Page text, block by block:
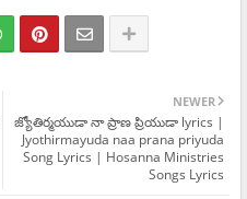
NEWER
జ్యోతిర్మయుడా నా ప్రాణ ప్రియుడా lyrics |
Jyothirmayuda naa prana priyuda
Song Lyrics | Hosanna Ministries
Songs Lyrics